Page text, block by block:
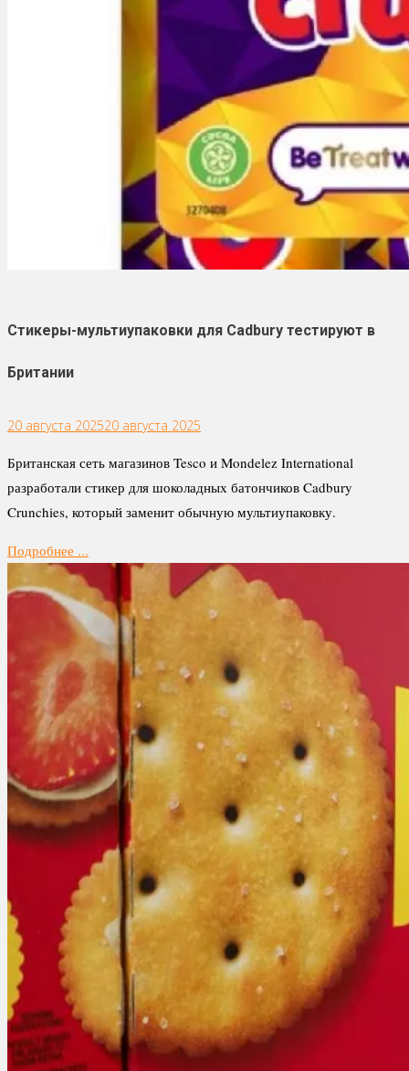
Стикеры-мультиупаковки для Cadbury тестируют в
Британии
20 августа 202520 августа 2025
Британская сеть магазинов Tesco и Mondelez International
разработали стикер для шоколадных батончиков Cadbury
Crunchies, который заменит обычную мультиупаковку.
Подробнее ...